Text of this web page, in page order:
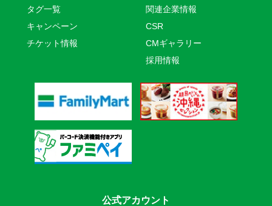
タグ一覧
キャンペーン
チケット情報
関連企業情報
CSR
CMギャラリー
採用情報
公式アカウント